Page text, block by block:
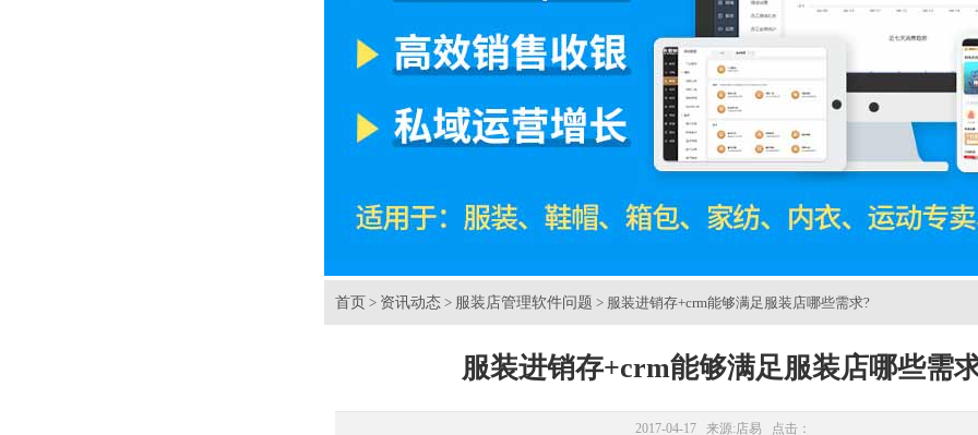
首页 > 资讯动态 > 服装店管理软件问题 > 服装进销存+crm能够满足服装店哪些需求?
服装进销存+crm能够满足服装店哪些需
2017-04-17 来源:店易 点击：